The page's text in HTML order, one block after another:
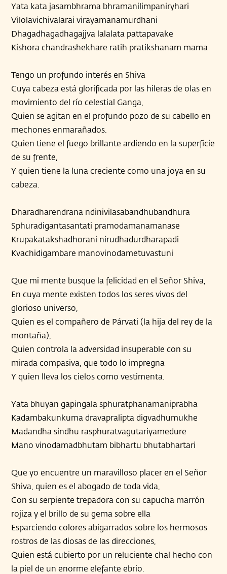
Yata kata jasambhrama bhramanilimpaniryhari
Vilolavichivalarai virayamanamurdhani
Dhagadhagadhagajjva lalalata pattapavake
Kishora chandrashekhare ratih pratikshanam mama
Tengo un profundo interés en Shiva
Cuya cabeza está glorificada por las hileras de olas en
movimiento del río celestial Ganga,
Quien se agitan en el profundo pozo de su cabello en
mechones enmarañados.
Quien tiene el fuego brillante ardiendo en la superficie
de su frente,
Y quien tiene la luna creciente como una joya en su
cabeza.
Dharadharendrana ndinivilasabandhubandhura
Sphuradigantasantati pramodamanamanase
Krupakatakshadhorani nirudhadurdharapadi
Kvachidigambare manovinodametuvastuni
Que mi mente busque la felicidad en el Señor Shiva,
En cuya mente existen todos los seres vivos del
glorioso universo,
Quien es el compañero de Párvati (la hija del rey de la
montaña),
Quien controla la adversidad insuperable con su
mirada compasiva, que todo lo impregna
Y quien lleva los cielos como vestimenta.
Yata bhuyan gapingala sphuratphanamaniprabha
Kadambakunkuma dravapralipta digvadhumukhe
Madandha sindhu rasphuratvagutariyamedure
Mano vinodamadbhutam bibhartu bhutabhartari
Que yo encuentre un maravilloso placer en el Señor
Shiva, quien es el abogado de toda vida,
Con su serpiente trepadora con su capucha marrón
rojiza y el brillo de su gema sobre ella
Esparciendo colores abigarrados sobre los hermosos
rostros de las diosas de las direcciones,
Quien está cubierto por un reluciente chal hecho con
la piel de un enorme elefante ebrio.